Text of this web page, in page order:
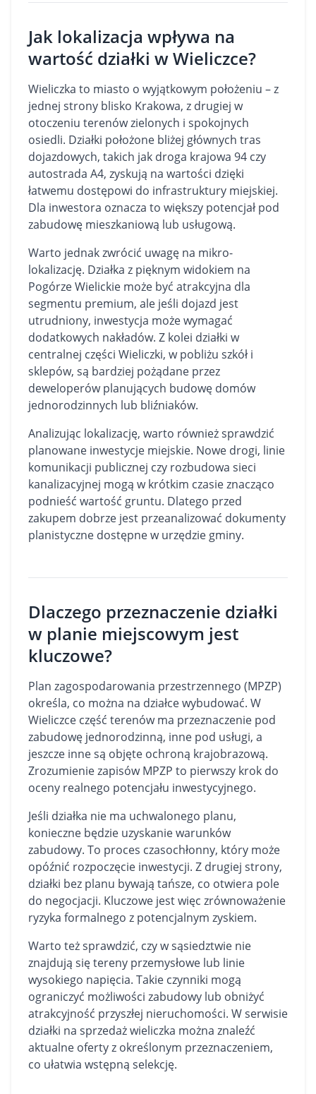
Jak lokalizacja wpływa na
wartość działki w Wieliczce?
Wieliczka to miasto o wyjątkowym położeniu – z
jednej strony blisko Krakowa, z drugiej w
otoczeniu terenów zielonych i spokojnych
osiedli. Działki położone bliżej głównych tras
dojazdowych, takich jak droga krajowa 94 czy
autostrada A4, zyskują na wartości dzięki
łatwemu dostępowi do infrastruktury miejskiej.
Dla inwestora oznacza to większy potencjał pod
zabudowę mieszkaniową lub usługową.
Warto jednak zwrócić uwagę na mikro-
lokalizację. Działka z pięknym widokiem na
Pogórze Wielickie może być atrakcyjna dla
segmentu premium, ale jeśli dojazd jest
utrudniony, inwestycja może wymagać
dodatkowych nakładów. Z kolei działki w
centralnej części Wieliczki, w pobliżu szkół i
sklepów, są bardziej pożądane przez
deweloperów planujących budowę domów
jednorodzinnych lub bliźniaków.
Analizując lokalizację, warto również sprawdzić
planowane inwestycje miejskie. Nowe drogi, linie
komunikacji publicznej czy rozbudowa sieci
kanalizacyjnej mogą w krótkim czasie znacząco
podnieść wartość gruntu. Dlatego przed
zakupem dobrze jest przeanalizować dokumenty
planistyczne dostępne w urzędzie gminy.
Dlaczego przeznaczenie działki
w planie miejscowym jest
kluczowe?
Plan zagospodarowania przestrzennego (MPZP)
określa, co można na działce wybudować. W
Wieliczce część terenów ma przeznaczenie pod
zabudowę jednorodzinną, inne pod usługi, a
jeszcze inne są objęte ochroną krajobrazową.
Zrozumienie zapisów MPZP to pierwszy krok do
oceny realnego potencjału inwestycyjnego.
Jeśli działka nie ma uchwalonego planu,
konieczne będzie uzyskanie warunków
zabudowy. To proces czasochłonny, który może
opóźnić rozpoczęcie inwestycji. Z drugiej strony,
działki bez planu bywają tańsze, co otwiera pole
do negocjacji. Kluczowe jest więc zrównoważenie
ryzyka formalnego z potencjalnym zyskiem.
Warto też sprawdzić, czy w sąsiedztwie nie
znajdują się tereny przemysłowe lub linie
wysokiego napięcia. Takie czynniki mogą
ograniczyć możliwości zabudowy lub obniżyć
atrakcyjność przyszłej nieruchomości. W serwisie
działki na sprzedaż wieliczka można znaleźć
aktualne oferty z określonym przeznaczeniem,
co ułatwia wstępną selekcję.